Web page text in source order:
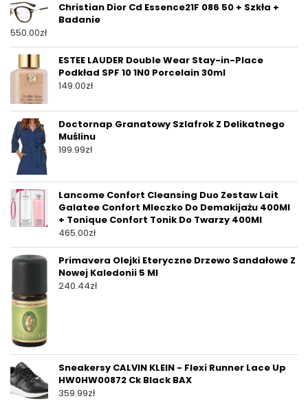
Christian Dior Cd Essence21F 086 50 + Szkła +
Badanie
550.00zł
ESTEE LAUDER Double Wear Stay-in-Place
Podkład SPF 10 1N0 Porcelain 30ml
149.00zł
Doctornap Granatowy Szlafrok Z Delikatnego
Muślinu
199.99zł
Lancome Confort Cleansing Duo Zestaw Lait
Galatee Confort Mleczko Do Demakijażu 400Ml
+ Tonique Confort Tonik Do Twarzy 400Ml
465.00zł
Primavera Olejki Eteryczne Drzewo Sandałowe Z
Nowej Kaledonii 5 Ml
240.44zł
Sneakersy CALVIN KLEIN - Flexi Runner Lace Up
HW0HW00872 Ck Black BAX
359.99zł